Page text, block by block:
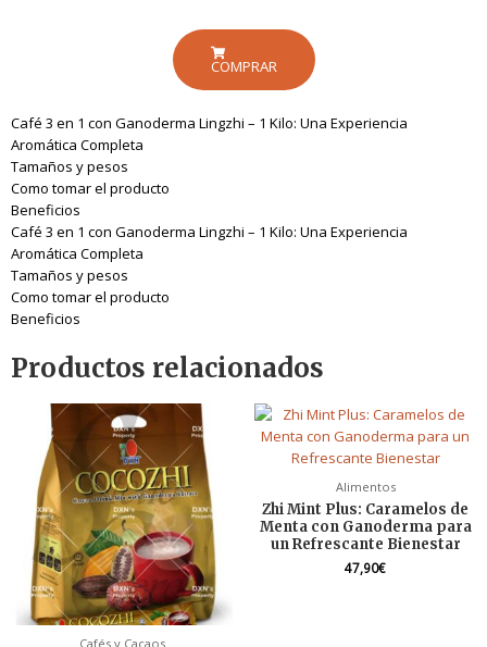
COMPRAR
Café 3 en 1 con Ganoderma Lingzhi – 1 Kilo: Una Experiencia
Aromática Completa
Tamaños y pesos
Como tomar el producto
Beneficios
Café 3 en 1 con Ganoderma Lingzhi – 1 Kilo: Una Experiencia
Aromática Completa
Tamaños y pesos
Como tomar el producto
Beneficios
Productos relacionados
Cafés y Cacaos
Alimentos
Zhi Mint Plus: Caramelos de
Menta con Ganoderma para
un Refrescante Bienestar
47,90€